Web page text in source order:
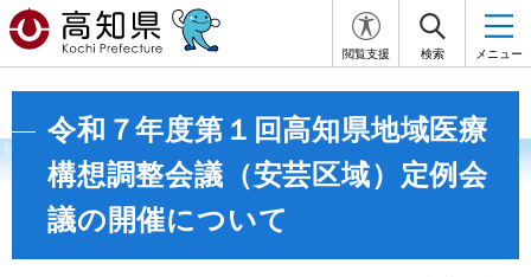
閲覧支援 検索 メニュー
令和７年度第１回高知県地域医療
構想調整会議（安芸区域）定例会
議の開催について